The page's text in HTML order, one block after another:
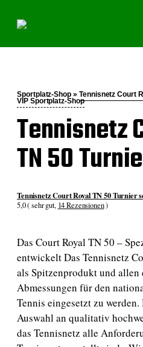
Sportplatz-Shop » Tennisnetz Court
VIP Sportplatz-Shop
Tennisnetz
TN 50
Tennisnetz Court Royal TN 50 Turnier
5,0 ( sehr gut, 14 Rezensionen)
Das Court Royal TN 50 –
entwickelt Das Tennisnetz
als Spitzenprodukt und
Abmessungen für den
Tennis eingesetzt zu
Auswahl an qualitativ
das Tennisnetz alle